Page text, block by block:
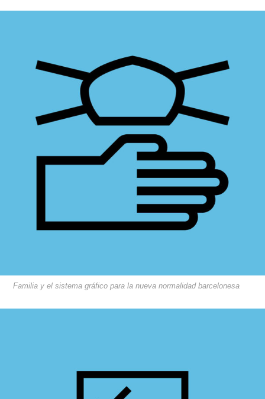
Familia y el sistema gráfico para la nueva normalidad barcelonesa